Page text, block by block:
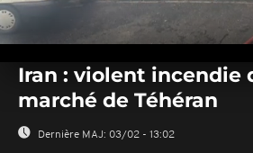
seconds
seconds
Iran : violent incendie
marché de Téhéran
Dernière MAJ: 03/02 - 13:02